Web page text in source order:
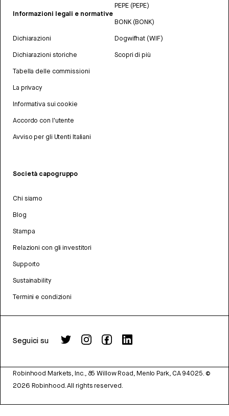
Informazioni legali e normative
Dichiarazioni
Dichiarazioni storiche
Tabella delle commissioni
La privacy
Informativa sui cookie
Accordo con l'utente
Avviso per gli Utenti Italiani
PEPE (PEPE)
BONK (BONK)
Dogwifhat (WIF)
Scopri di più
Società capogruppo
Chi siamo
Blog
Stampa
Relazioni con gli investitori
Supporto
Sustainability
Termini e condizioni
Seguici su
Robinhood Markets, Inc., 85 Willow Road, Menlo Park, CA 94025. ©
2026 Robinhood. All rights reserved.